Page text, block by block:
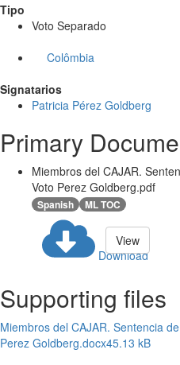
Tipo
Voto Separado
Colômbia
Signatarios
Patricia Pérez Goldberg
Primary
Miembros del CAJAR.
Voto Perez Goldberg.pdf
Spanish ML TOC
Download
View
Supporting files
Miembros del CAJAR. Sentencia
Perez Goldberg.docx45.13 kB